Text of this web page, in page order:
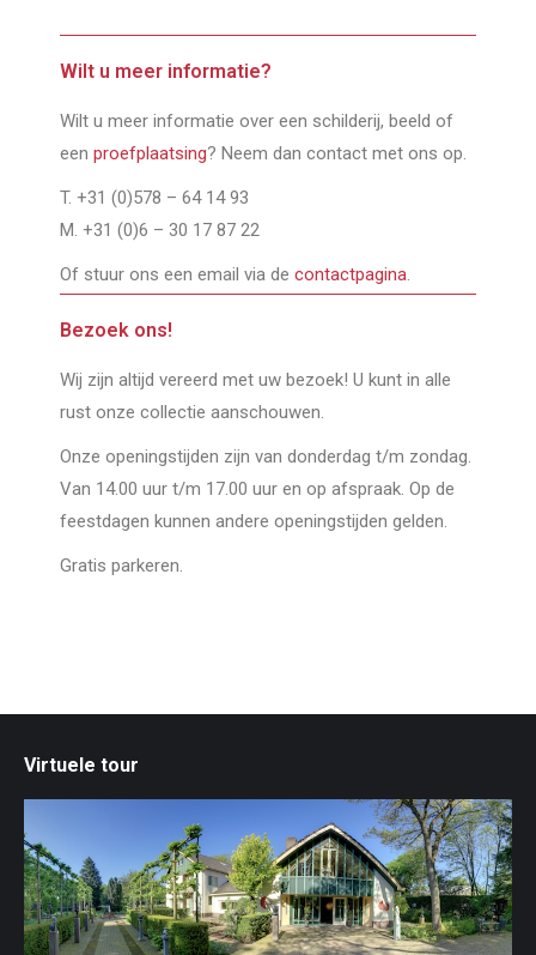
Wilt u meer informatie?
Wilt u meer informatie over een schilderij, beeld of
een proefplaatsing? Neem dan contact met ons op.
T. +31 (0)578 – 64 14 93
M. +31 (0)6 – 30 17 87 22
Of stuur ons een email via de contactpagina.
Bezoek ons!
Wij zijn altijd vereerd met uw bezoek! U kunt in alle
rust onze collectie aanschouwen.
Onze openingstijden zijn van donderdag t/m zondag.
Van 14.00 uur t/m 17.00 uur en op afspraak. Op de
feestdagen kunnen andere openingstijden gelden.
Gratis parkeren.
Virtuele tour